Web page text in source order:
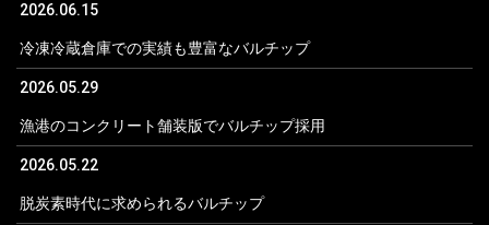
2026.06.15
冷凍冷蔵倉庫での実績も豊富なバルチップ
2026.05.29
漁港のコンクリート舗装版でバルチップ採用
2026.05.22
脱炭素時代に求められるバルチップ